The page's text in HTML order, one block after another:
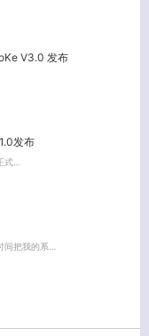
V3.0 发布
发布
…
把我的系…